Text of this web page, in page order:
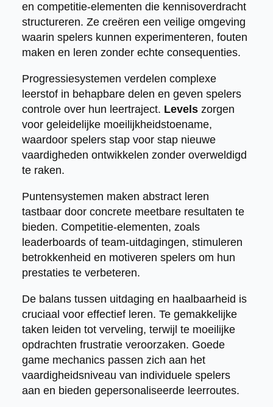
en competitie-elementen die kennisoverdracht
structureren. Ze creëren een veilige omgeving
waarin spelers kunnen experimenteren, fouten
maken en leren zonder echte consequenties.
Progressiesystemen verdelen complexe
leerstof in behapbare delen en geven spelers
controle over hun leertraject. Levelszorgen
voor geleidelijke moeilijkheidstoename,
waardoor spelers stap voor stap nieuwe
vaardigheden ontwikkelen zonder overweldigd
te raken.
Puntensystemen maken abstract leren
tastbaar door concrete meetbare resultaten te
bieden. Competitie-elementen, zoals
leaderboards of team-uitdagingen, stimuleren
betrokkenheid en motiveren spelers om hun
prestaties te verbeteren.
De balans tussen uitdaging en haalbaarheid is
cruciaal voor effectief leren. Te gemakkelijke
taken leiden tot verveling, terwijl te moeilijke
opdrachten frustratie veroorzaken. Goede
game mechanics passen zich aan het
vaardigheidsniveau van individuele spelers
aan en bieden gepersonaliseerde leerroutes.